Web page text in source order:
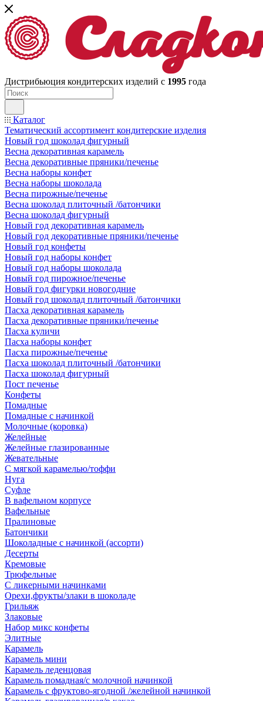
Дистрибьюция кондитерских изделий с 1995 года
Каталог
Тематический ассортимент кондитерские изделия
Новый год шоколад фигурный
Весна декоративная карамель
Весна декоративные пряники/печенье
Весна наборы конфет
Весна наборы шоколада
Весна пирожные/печенье
Весна шоколад плиточный /батончики
Весна шоколад фигурный
Новый год декоративная карамель
Новый год декоративные пряники/печенье
Новый год конфеты
Новый год наборы конфет
Новый год наборы шоколада
Новый год пирожное/печенье
Новый год фигурки новогодние
Новый год шоколад плиточный /батончики
Пасха декоративная карамель
Пасха декоративные пряники/печенье
Пасха куличи
Пасха наборы конфет
Пасха пирожные/печенье
Пасха шоколад плиточный /батончики
Пасха шоколад фигурный
Пост печенье
Конфеты
Помадные
Помадные с начинкой
Молочные (коровка)
Желейные
Желейные глазированные
Жевательные
С мягкой карамелью/тоффи
Нуга
Суфле
В вафельном корпусе
Вафельные
Пралиновые
Батончики
Шоколадные с начинкой (ассорти)
Десерты
Кремовые
Трюфельные
С ликерными начинками
Орехи,фрукты/злаки в шоколаде
Грильяж
Злаковые
Набор микс конфеты
Элитные
Карамель
Карамель мини
Карамель леденцовая
Карамель помадная/с молочной начинкой
Карамель с фруктово-ягодной /желейной начинкой